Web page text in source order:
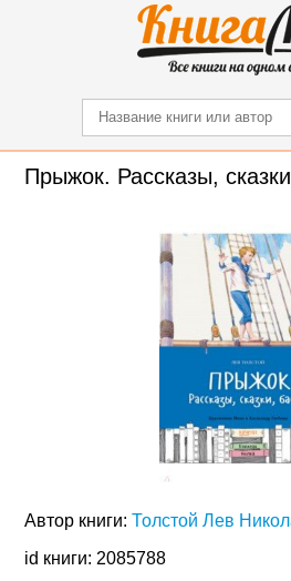
Прыжок. Рассказы,
Автор книги:Толстой Лев
id книги: 2085788